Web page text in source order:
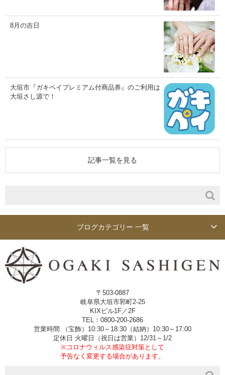
8月の吉日
大垣市『ガキペイプレミアム付商品券』のご利用は
大垣さし源で！
記事一覧を見る
ブログカテゴリー 一覧
〒503-0887
岐阜県大垣市郭町2-25
KIXビル1F／2F
TEL：0800-200-2686
営業時間 （宝飾）10:30～18:30（結納）10:30～17:00
定休日 火曜日（祝日は営業）12/31～1/2
※コロナウィルス感染症対策として
予告なく変更する場合があります。